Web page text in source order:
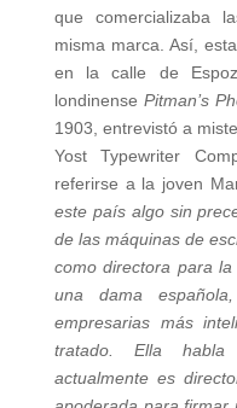
que comercializaba
misma marca. Así,
en la calle de
londinense Pitman’s
1903, entrevistó a
Yost Typewriter
referirse a la joven
este país algo sin
de las máquinas de
como directora para
una dama
empresarias más
tratado. Ella
actualmente es